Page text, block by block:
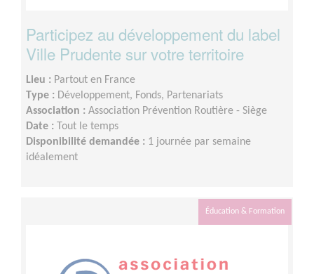
Participez au développement du label
Ville Prudente sur votre territoire
Lieu : Partout en France
Type : Développement, Fonds, Partenariats
Association : Association Prévention Routière - Siège
Date :
Tout le temps
Disponibilité demandée : 1 journée par semaine
idéalement
Éducation & Formation